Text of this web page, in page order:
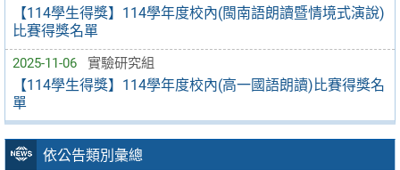
【114學生得獎】114學年度校內(閩南語朗讀暨情境式演說)
比賽得獎名單
2025-11-06 實驗研究組
【114學生得獎】114學年度校內(高一國語朗讀)比賽得獎名
單
依公告類別彙總